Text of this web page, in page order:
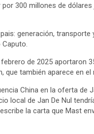
300 millones de
generación,
de 2025 aportaron
que también aparece en
China en la oferta de
local de Jan De Nul
la carta que Mast